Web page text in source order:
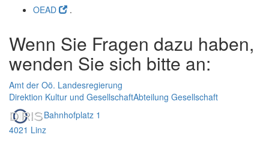
OEAD
.
Wenn Sie Fragen dazu haben,
wenden Sie sich bitte an:
Amt der Oö. Landesregierung
Direktion Kultur und GesellschaftAbteilung Gesellschaft
Bahnhofplatz 1
4021 Linz